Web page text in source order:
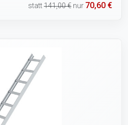
statt141,00 € nur 70,60 €